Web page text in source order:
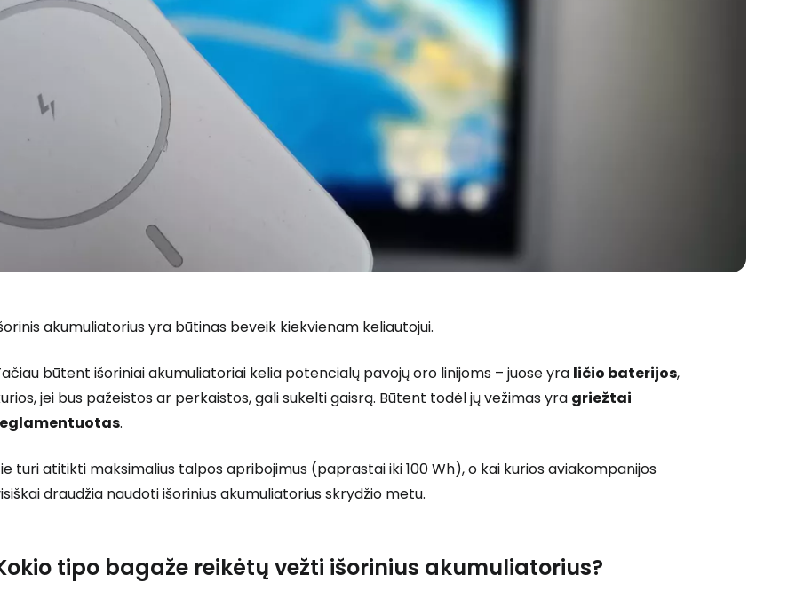
akumuliatorius yra būtinas beveik kiekvienam keliautojui.
būtent išoriniai akumuliatoriai kelia potencialų pavojų oro linijoms – juose yra ličio baterijos,
jei bus pažeistos ar perkaistos, gali sukelti gaisrą. Būtent todėl jų vežimas yra griežtai
.
turi atitikti maksimalius talpos apribojimus (paprastai iki 100 Wh), o kai kurios aviakompanijos
draudžia naudoti išorinius akumuliatorius skrydžio metu.
tipo bagaže reikėtų vežti išorinius akumuliatorius?